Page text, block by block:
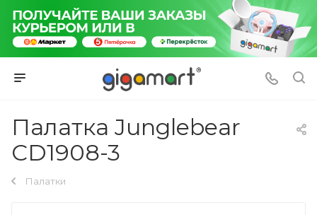
Палатка Junglebear
CD1908-3
Палатки